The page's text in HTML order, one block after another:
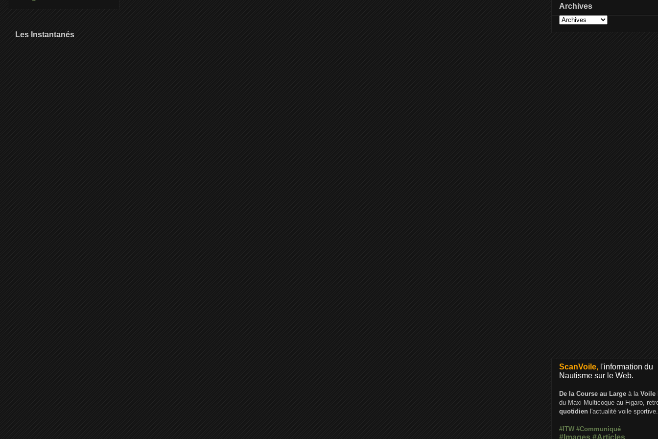
Les Instantanés
Archives
ScanVoile, l'information du
Nautisme sur le Web.
De la Course au Large à la Voile
du Maxi Multicoque au Figaro,
quotidien l'actualité voile sportive.
#ITW #Communiqué
#Images #Articles